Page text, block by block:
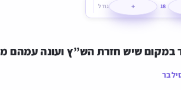
18
+ גודל
במקום שיש חזרת הש”ץ ועונה עמהם